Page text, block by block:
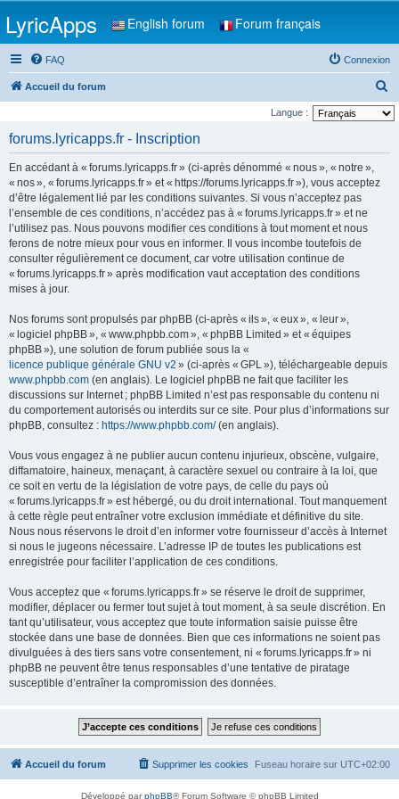
LyricApps English forum Forum français
FAQ Connexion
Accueil du forum
e
Langue :
forums.lyricapps.fr - Inscription
En accédant à « forums.lyricapps.fr » (ci-après dénommé « nous », « notre »,
« nos », « forums.lyricapps.fr » et « https://forums.lyricapps.fr »), vous acceptez
d’être légalement lié par les conditions suivantes. Si vous n’acceptez pas
l’ensemble de ces conditions, n’accédez pas à « forums.lyricapps.fr » et ne
l’utilisez pas. Nous pouvons modifier ces conditions à tout moment et nous
ferons de notre mieux pour vous en informer. Il vous incombe toutefois de
consulter régulièrement ce document, car votre utilisation continue de
« forums.lyricapps.fr » après modification vaut acceptation des conditions
mises à jour.
Nos forums sont propulsés par phpBB (ci-après « ils », « eux », « leur »,
« logiciel phpBB », « www.phpbb.com », « phpBB Limited » et « équipes
phpBB »), une solution de forum publiée sous la «
licence publique générale GNU v2 » (ci-après « GPL »), téléchargeable depuis
www.phpbb.com (en anglais). Le logiciel phpBB ne fait que faciliter les
discussions sur Internet ; phpBB Limited n’est pas responsable du contenu ni
du comportement autorisés ou interdits sur ce site. Pour plus d’informations sur
phpBB, consultez : https://www.phpbb.com/(en anglais).
Vous vous engagez à ne publier aucun contenu injurieux, obscène, vulgaire,
diffamatoire, haineux, menaçant, à caractère sexuel ou contraire à la loi, que
ce soit en vertu de la législation de votre pays, de celle du pays où
« forums.lyricapps.fr » est hébergé, ou du droit international. Tout manquement
à cette règle peut entraîner votre exclusion immédiate et définitive du site.
Nous nous réservons le droit d’en informer votre fournisseur d’accès à Internet
si nous le jugeons nécessaire. L’adresse IP de toutes les publications est
enregistrée pour faciliter l’application de ces conditions.
Vous acceptez que « forums.lyricapps.fr » se réserve le droit de supprimer,
modifier, déplacer ou fermer tout sujet à tout moment, à sa seule discrétion. En
tant qu’utilisateur, vous acceptez que toute information saisie puisse être
stockée dans une base de données. Bien que ces informations ne soient pas
divulguées à des tiers sans votre consentement, ni « forums.lyricapps.fr » ni
phpBB ne peuvent être tenus responsables d’une tentative de piratage
susceptible d’entraîner la compromission des données.
Accueil du forum Fuseau horaire sur UTC+02:00
Supprimer les cookies
Développé parphpBB® Forum Software © phpBB Limited